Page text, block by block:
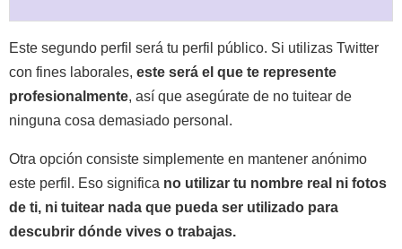
Este segundo perfil será tu perfil público. Si utilizas Twitter
con fines laborales, este será el que te represente
profesionalmente, así que asegúrate de no tuitear de
ninguna cosa demasiado personal.
Otra opción consiste simplemente en mantener anónimo
este perfil. Eso significa no utilizar tu nombre real ni fotos
de ti, ni tuitear nada que pueda ser utilizado para
descubrir dónde vives o trabajas.